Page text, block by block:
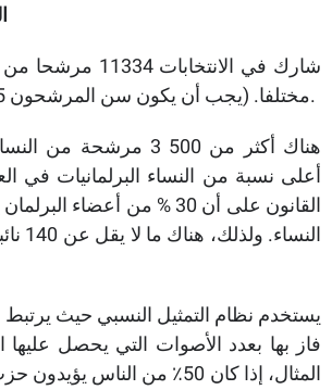
مختلفا. (يجب أن يكون سن المرشحون 25 سنة على الأقل).
أعلى نسبة من النساء البرلمانيات في
القانون على أن 30 % من
فاز بها بعدد الأصوات التي يحصل
المثال، إذا كان 50٪ من الناس